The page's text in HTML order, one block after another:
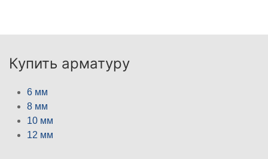
Купить арматуру
6 мм
8 мм
10 мм
12 мм